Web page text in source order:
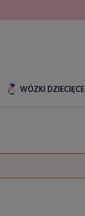
WÓZKI DZIECIĘCE